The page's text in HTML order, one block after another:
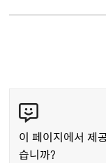
텐
츠
만
이 페이지에서 제
습니까?